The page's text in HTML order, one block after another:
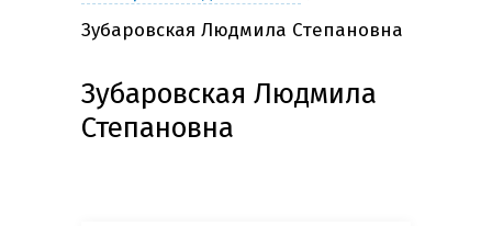
Зубаровская Людмила Степановна
Зубаровская Людмила
Степановна